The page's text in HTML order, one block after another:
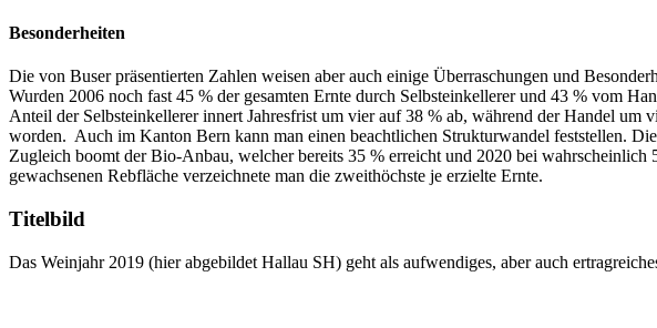
Besonderheiten
Die von Buser präsentierten Zahlen weisen aber auch einige Überraschungen und
Wurden 2006 noch fast 45 % der gesamten Ernte durch Selbsteinkellerer und 43 % vom
Anteil der Selbsteinkellerer innert Jahresfrist um vier auf 38 % ab, während der Handel
worden. Auch im Kanton Bern kann man einen beachtlichen Strukturwandel feststellen.
Zugleich boomt der Bio-Anbau, welcher bereits 35 % erreicht und 2020 bei
gewachsenen Rebfläche verzeichnete man die zweithöchste je erzielte Ernte.
Titelbild
Das Weinjahr 2019 (hier abgebildet Hallau SH) geht als aufwendiges, aber auch